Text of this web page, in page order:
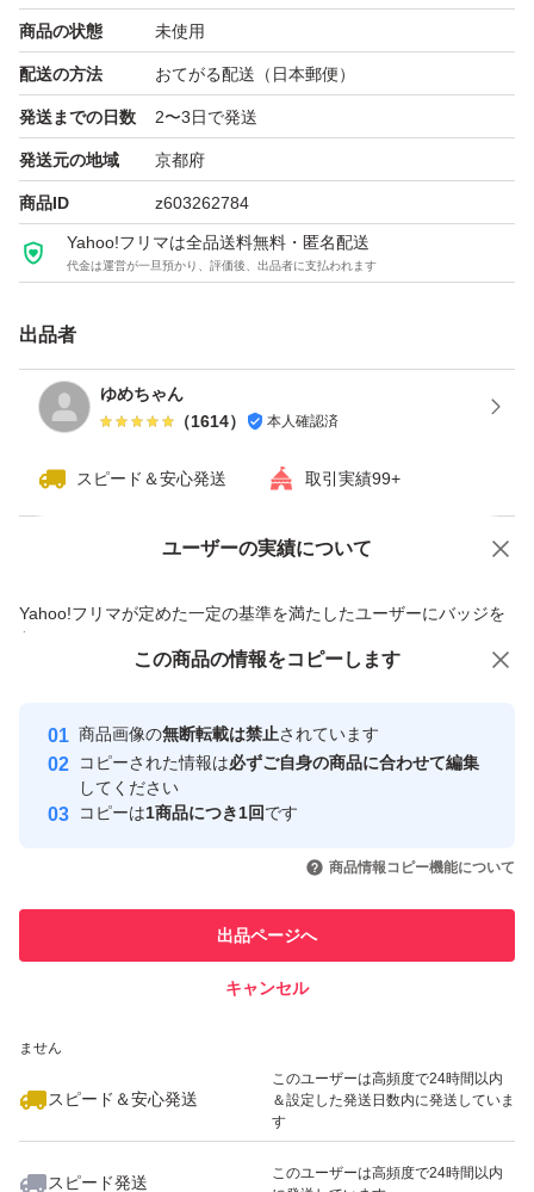
商品の状態 未使用
配送の方法 おてがる配送（日本郵便）
発送までの日数 2〜3日で発送
発送元の地域 京都府
商品ID z603262784
Yahoo!フリマは全品送料無料・匿名配送
代金は運営が一旦預かり、評価後、出品者に支払われます
出品者
ゆめちゃん
（1614） 本人確認済
スピード＆安心発送 取引実績99+
ユーザーの実績について
Yahoo!フリマが定めた一定の基準を満たしたユーザーにバッジを
付与しています
安心取引出品者
心・安全なユーザーです
取引実績
引を完了させた実績があります
での取引実績があります
ません
スピード＆安心発送
このユーザーは高頻度で24時間以内
＆設定した発送日数内に発送していま
す
スピード発送
このユーザーは高頻度で24時間以内
価格の相談 商品への質問
この商品の情報をコピーします
商品画像の無断転載は禁止されています
コピーされた情報は必ずご自身の商品に合わせて編集
してください
コピーは1商品につき1回です
商品情報コピー機能について
出品ページへ
キャンセル
この商品をみている人にオススメ